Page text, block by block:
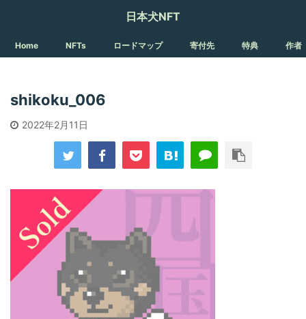
日本犬NFT
Home NFTs ロードマップ 寄付先 特典 作者
shikoku_006
2022年2月11日